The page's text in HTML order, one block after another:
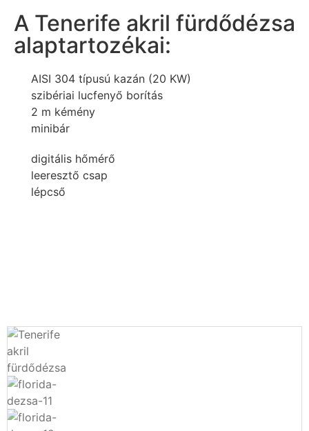
A Tenerife akril fürdődézsa
alaptartozékai:
AISI 304 típusú kazán (20 KW)
szibériai lucfenyő borítás
2 m kémény
minibár
digitális hőmérő
leeresztő csap
lépcső